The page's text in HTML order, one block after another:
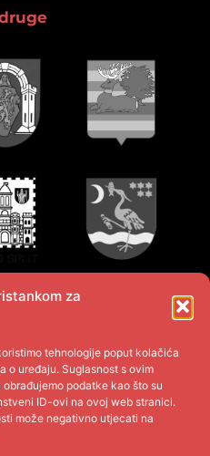
za
tehnologije poput kolačića
o uređaju. Suglasnost s ovim
podatke kao što su
ID-ovi na ovoj web stranici.
može negativno utjecati na